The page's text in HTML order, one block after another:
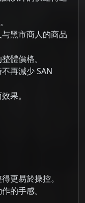
黑市商人的商品
體價格。
再減少 SAN
果。
更易於操控。
的手感。